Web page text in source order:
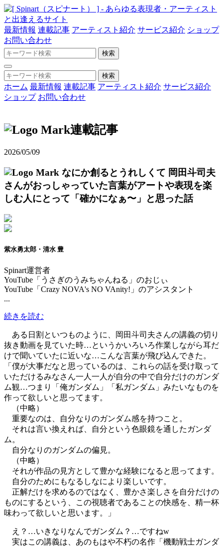
最新情報 連載記事 アーティスト紹介 サービス紹介 ショップ
お問い合わせ
ホーム 最新情報 連載記事 アーティスト紹介 サービス紹介
ショップ お問い合わせ
連載記事
2026/05/09
なにか創るとうれしくて 岡田斗司夫
さんがおっしゃっていた言葉がアートや表現を楽
しむ人にとって「確かになぁ〜」と思った話
紫水勇太郎・清水 豊
Spinart運営者
YouTube「うさぎのうみちゃんねる」のおじぃ
YouTube「Crazy NOVA's NO VAnity!」のアシスタント
...
続きを読む
ある日割といつものように、岡田斗司夫さんの講義の切り
抜き動画を見ていた時…というかいろいろ作業しながら耳だ
けで聞いていたに近いな…こんな言葉が飛び込んできた。
「僕が大事だなと思っているのは、これらの話を受け取って
いただけるみなさん一人一人が自分の中で自分だけのガンダ
ム観…つまり「俺ガンダム」「私ガンダム」みたいなものを
作って欲しいと思ってます。
（中略）
重要なのは、自分なりのガンダム感を持つこと。
それは言い換えれば、自分という色眼鏡を通したガンダ
ム。
自分なりのガンダムの偏見。
（中略）
それが作品の見方として豊かな経験になると思ってます。
自分のためにもなるしなにより楽しいです。
正解だけを求めるのではなく、豊かさ楽しさを自分だけの
ものにするという、この視聴者であることの快感を、精一杯
味わって欲しいと思います。」
え？…いきなりなんでガンダム？…ですねw
実はこの講義は、あのもはや不朽の名作「機動戦士ガンダ